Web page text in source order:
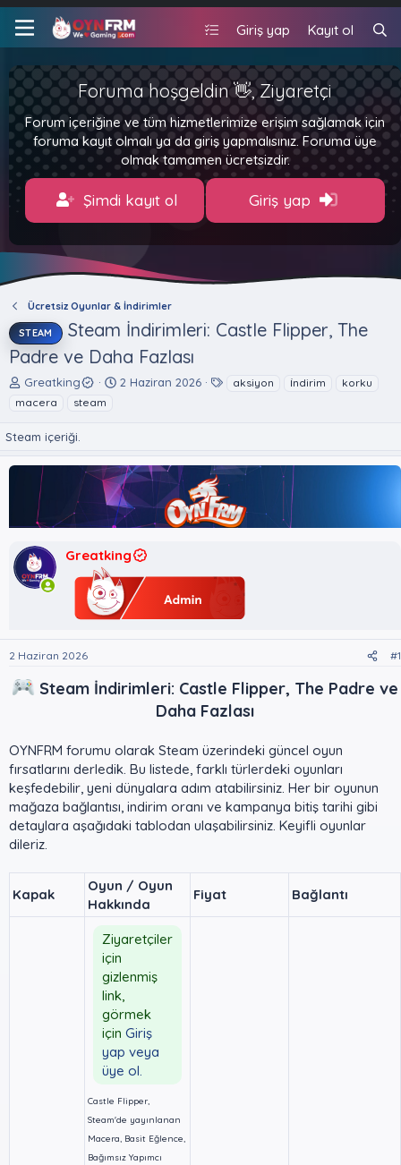
Giriş yap Kayıt ol
Foruma hoşgeldin 👋, Ziyaretçi
Forum içeriğine ve tüm hizmetlerimize erişim sağlamak için
foruma kayıt olmalı ya da giriş yapmalısınız. Foruma üye
olmak tamamen ücretsizdir.
Şimdi kayıt ol Giriş yap
Ücretsiz Oyunlar & İndirimler
STEAM
Steam İndirimleri: Castle Flipper, The
Padre ve Daha Fazlası
K
y
l
t
a
n
Greatking
B
g
ı
ç
t
r
i
h
i
2 Haziran 2026
l
e
r
aksiyon i̇ndirim
korku
macera
steam
Steam içeriği.
Greatking
2 Haziran 2026 #1
Steam İndirimleri: Castle Flipper, The Padre ve
Daha Fazlası
OYNFRM forumu olarak Steam üzerindeki güncel oyun
fırsatlarını derledik. Bu listede, farklı türlerdeki oyunları
keşfedebilir, yeni dünyalara adım atabilirsiniz. Her bir oyunun
mağaza bağlantısı, indirim oranı ve kampanya bitiş tarihi gibi
detaylara aşağıdaki tablodan ulaşabilirsiniz. Keyifli oyunlar
dileriz.
Kapak
Oyun / Oyun
Hakkında
Fiyat Bağlantı
Ziyaretçiler
için
gizlenmiş
link,
görmek
için Giriş
yap veya
üye ol.
Castle Flipper,
Steam'de yayınlanan
Macera, Basit Eğlence,
Bağımsız Yapımcı